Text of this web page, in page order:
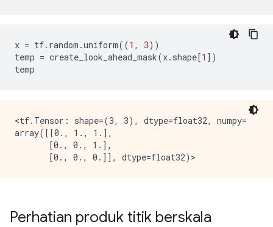
x = tf. random .uniform((1 , 3))
temp = create_look_ahead_mask(x. shape[1 ])
temp
<tf.Tensor: shape=(3, 3), dtype=float32, numpy=
array([[0., 1., 1.],
       [0., 0., 1.],
Perhatian produk titik berskala